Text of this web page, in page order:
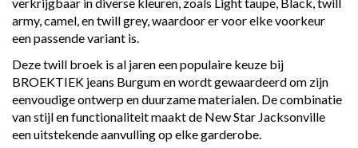
army, camel, en twill grey, waardoor er voor elke voorkeur
een passende variant is.
Deze twill broek is al jaren een populaire keuze bij
BROEKTIEK jeans Burgum en wordt gewaardeerd om zijn
eenvoudige ontwerp en duurzame materialen. De combinatie
van stijl en functionaliteit maakt de New Star Jacksonville
een uitstekende aanvulling op elke garderobe.